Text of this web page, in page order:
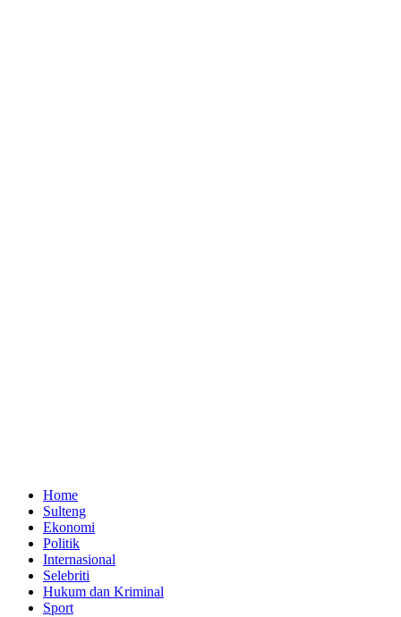
Home
Sulteng
Ekonomi
Politik
Internasional
Selebriti
Hukum dan Kriminal
Sport